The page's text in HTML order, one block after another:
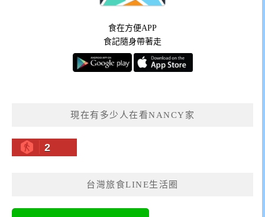
食在方便APP
食記隨身帶著走
現在有多少人在看NANCY家
2
台灣旅食LINE生活圈